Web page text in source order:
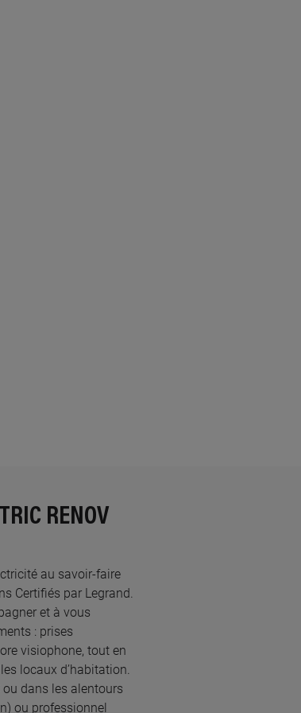
RENOV
au savoir-faire
Certifiés par Legrand.​
et à vous
: prises
visiophone, tout en
locaux d’habitation.
dans les alentours
ou professionnel